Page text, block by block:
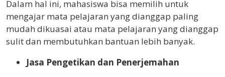
Dalam hal ini, mahasiswa bisa memilih untuk
mengajar mata pelajaran yang dianggap paling
mudah dikuasai atau mata pelajaran yang dianggap
sulit dan membutuhkan bantuan lebih banyak.
Jasa Pengetikan dan Penerjemahan